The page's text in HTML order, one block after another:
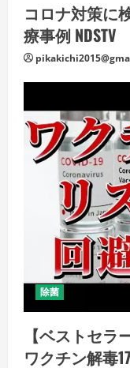
コロナ対策に
療事例 NDSTV
除菌
【ベストセ
ワクチン解毒